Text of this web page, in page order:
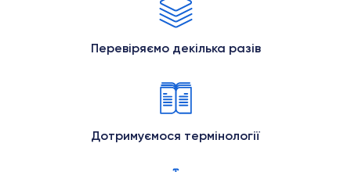
Перевіряємо декілька разів
Дотримуємося термінології